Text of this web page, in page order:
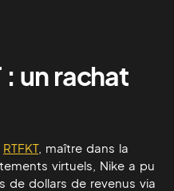
: un rachat
RTFKT, maître dans la
virtuels, Nike a pu
de dollars de revenus via